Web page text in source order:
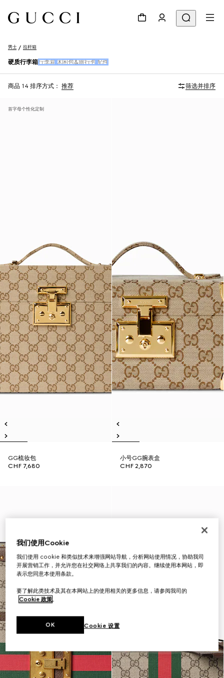
男士 拉杆箱
硬质行李箱 行李箱 休闲包&旅行包 配件
商品 14 排序方式： 推荐 筛选并排序
首字母个性化定制
GG梳妆包
CHF 7,680
小号GG腕表盒
CHF 2,870
我们使用Cookie
我们使用 cookie 和类似技术来增强网站导航，分析网站使用情况，协助我司
开展营销工作，并允许您在社交网络上共享我们的内容。继续使用本网站，即
表示您同意本使用条款。
要了解此类技术及其在本网站上的使用相关的更多信息，请参阅我司的
Cookie 政策。
Cookie 设置
OK